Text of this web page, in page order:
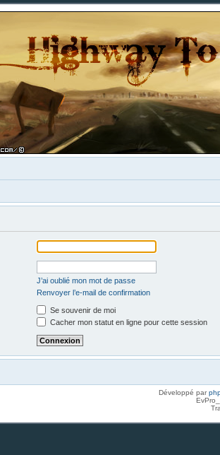
J’ai oublié mon mot de passe
Renvoyer l’e-mail de confirmation
Se souvenir de moi
Cacher mon statut en ligne pour cette session
Développé par